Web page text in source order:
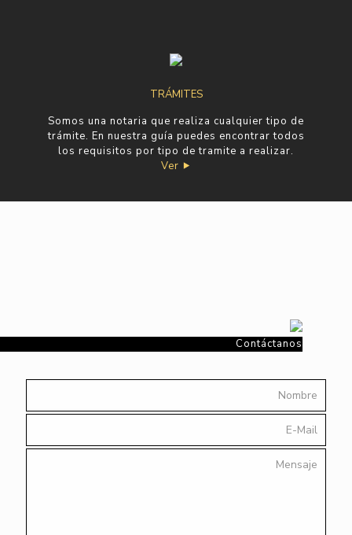
TRÁMITES
Somos una notaria que realiza cualquier tipo de
trámite. En nuestra guía puedes encontrar todos
los requisitos por tipo de tramite a realizar.
Ver ⯈
Contáctanos